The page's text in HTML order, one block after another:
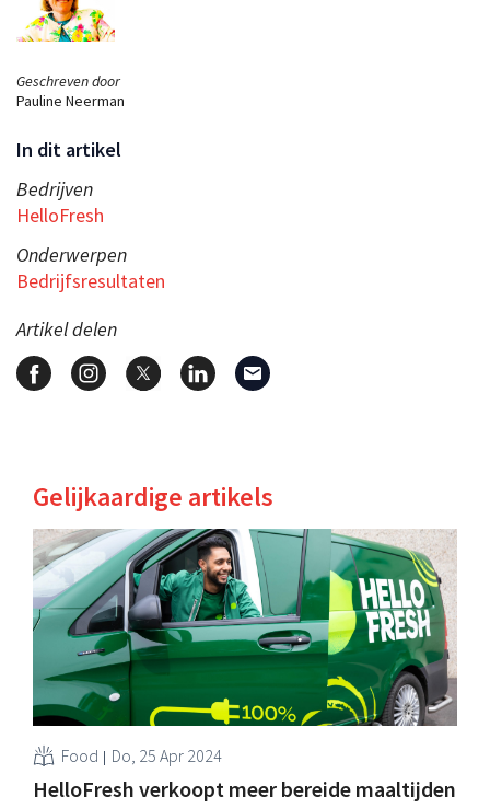
Geschreven door
Pauline Neerman
In dit artikel
Bedrijven
HelloFresh
Onderwerpen
Bedrijfsresultaten
Artikel delen
Gelijkaardige artikels
Food Do, 25 Apr 2024
HelloFresh verkoopt meer bereide maaltijden